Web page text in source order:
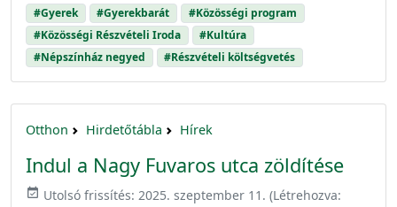
#Gyerek #Gyerekbarát
#Közösségi program
#Közösségi Részvételi Iroda
#Kultúra
#Népszínház negyed
#Részvételi költségvetés
Otthon Hirdetőtábla Hírek
Indul a Nagy Fuvaros utca zöldítése
event_available Utolsó frissítés: 2025. szeptember 11. (Létrehozva: